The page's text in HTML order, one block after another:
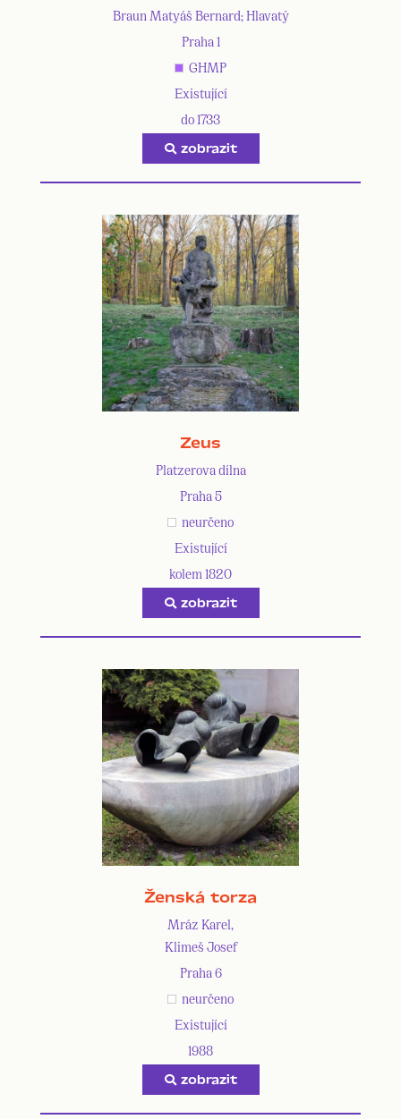
Braun Matyáš Bernard; Hlavatý
Praha 1
GHMP
Existující
do 1733
zobrazit
Zeus
Platzerova dílna
Praha 5
neurčeno
Existující
kolem 1820
zobrazit
Ženská torza
Mráz Karel,
Klimeš Josef
Praha 6
neurčeno
Existující
1988
zobrazit